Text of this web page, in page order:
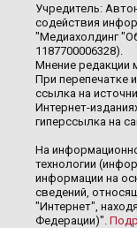
Учредитель:
содействия
"Медиахолдинг
1187700006328).
Мнение редакции
При перепечатке
ссылка на
Интернет-
гиперссылка на
На
технологии
информации на
сведений,
"Интернет",
Федерации)".